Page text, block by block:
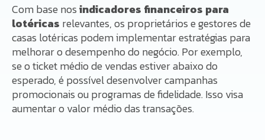
Com base nosindicadores financeiros para
lotéricas relevantes, os proprietários e gestores de
casas lotéricas podem implementar estratégias para
melhorar o desempenho do negócio. Por exemplo,
se o ticket médio de vendas estiver abaixo do
esperado, é possível desenvolver campanhas
promocionais ou programas de fidelidade. Isso visa
aumentar o valor médio das transações.